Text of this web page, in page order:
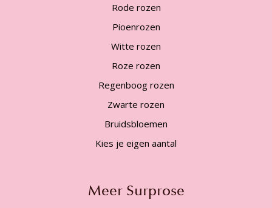
Rode rozen
Pioenrozen
Witte rozen
Roze rozen
Regenboog rozen
Zwarte rozen
Bruidsbloemen
Kies je eigen aantal
Meer Surprose